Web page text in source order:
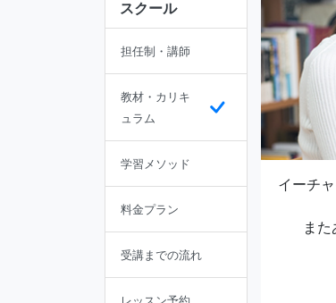
スクール
担任制・講師
教材・カリキ
ュラム
学習メソッド
料金プラン
受講までの流れ
イーチ
また